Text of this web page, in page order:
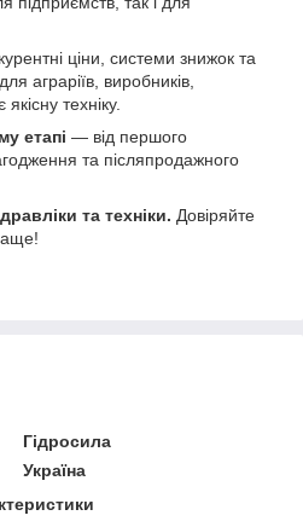
ціни, системи знижок та
аграріїв, виробників,
техніку.
етапі — від першого
та післяпродажного
та техніки. Довіряйте
Гідросила
Україна